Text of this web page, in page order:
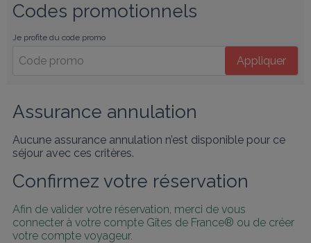
Codes promotionnels
Je profite du code promo
Appliquer
Assurance annulation
Aucune assurance annulation n’est disponible pour ce
séjour avec ces critères.
Confirmez votre réservation
Afin de valider votre réservation, merci de vous
connecter à votre compte Gîtes de France® ou de créer
votre compte voyageur.